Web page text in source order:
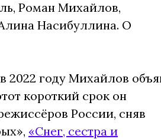
Роман Михайлов,
Насибуллина. О
2022 году Михайлов
короткий срок он
России, сняв
«Снег, сестра и